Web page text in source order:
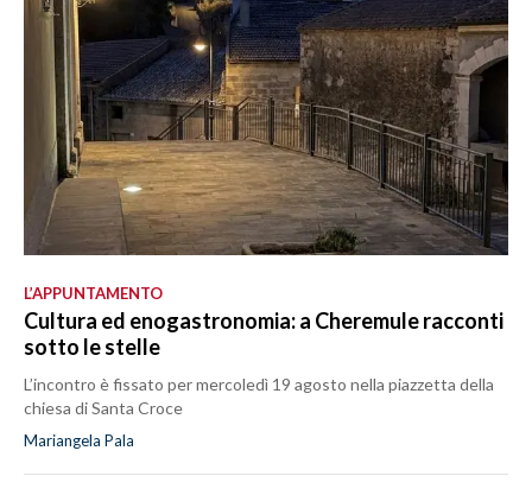
L’APPUNTAMENTO
Cultura ed enogastronomia: a Cheremule racconti
sotto le stelle
L’incontro è fissato per mercoledì 19 agosto nella piazzetta della
chiesa di Santa Croce
Mariangela Pala